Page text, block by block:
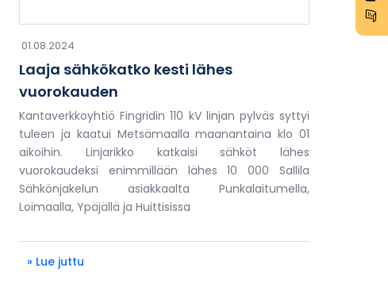
01.08.2024
Laaja sähkökatko kesti lähes
vuorokauden
Kantaverkkoyhtiö Fingridin 110 kV linjan pylväs syttyi
tuleen ja kaatui Metsämaalla maanantaina klo 01
aikoihin. Linjarikko katkaisi sähköt lähes
vuorokaudeksi enimmillään lähes 10 000 Sallila
Sähkönjakelun asiakkaalta Punkalaitumella,
Loimaalla, Ypäjällä ja Huittisissa
» Lue juttu